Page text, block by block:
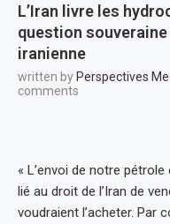
L’Iran livre les
question
iranienne
written by Perspectives
comments
« L’envoi de notre
lié au droit de l’Iran de
voudraient l’acheter. Par